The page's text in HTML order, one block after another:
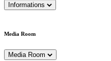
Informations
Media Room
Media Room